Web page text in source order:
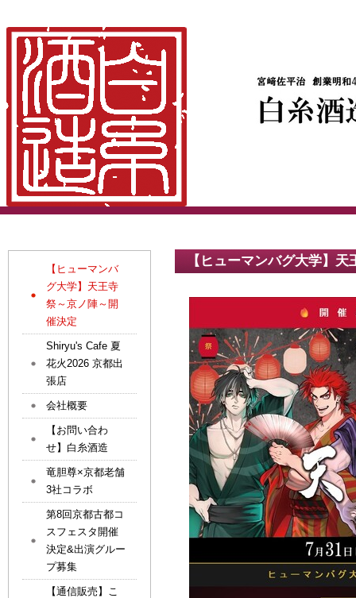
【ヒューマンバグ大学】
【ヒューマンバ
グ大学】天王寺
祭～京ノ陣～開
催決定
Shiryu's Cafe 夏
花火2026 京都出
張店
会社概要
【お問い合わ
せ】白糸酒造
竜胆尊×京都老舗
3社コラボ
第8回京都古都コ
スフェスタ開催
決定&出演グルー
プ募集
【通信販売】こ